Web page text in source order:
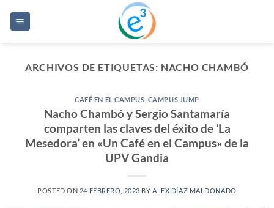
ARCHIVOS DE ETIQUETAS: NACHO CHAMBÓ
CAFÉ EN EL CAMPUS CAMPUS JUMP
Nacho Chambó y Sergio Santamaría
comparten las claves del éxito de ‘La
Mesedora’ en «Un Café en el Campus» de la
UPV Gandia
POSTED ON 24 FEBRERO, 2023 BY ALEX DÍAZ MALDONADO